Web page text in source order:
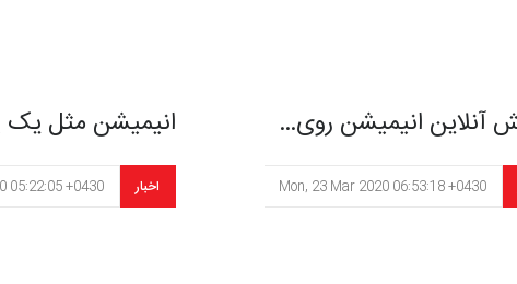
انیمیشن مثل یک
اخبار 05:22:05 +0430
آنلاین انیمیشن روی…
Mon, 23 Mar 2020 06:53:18 +0430